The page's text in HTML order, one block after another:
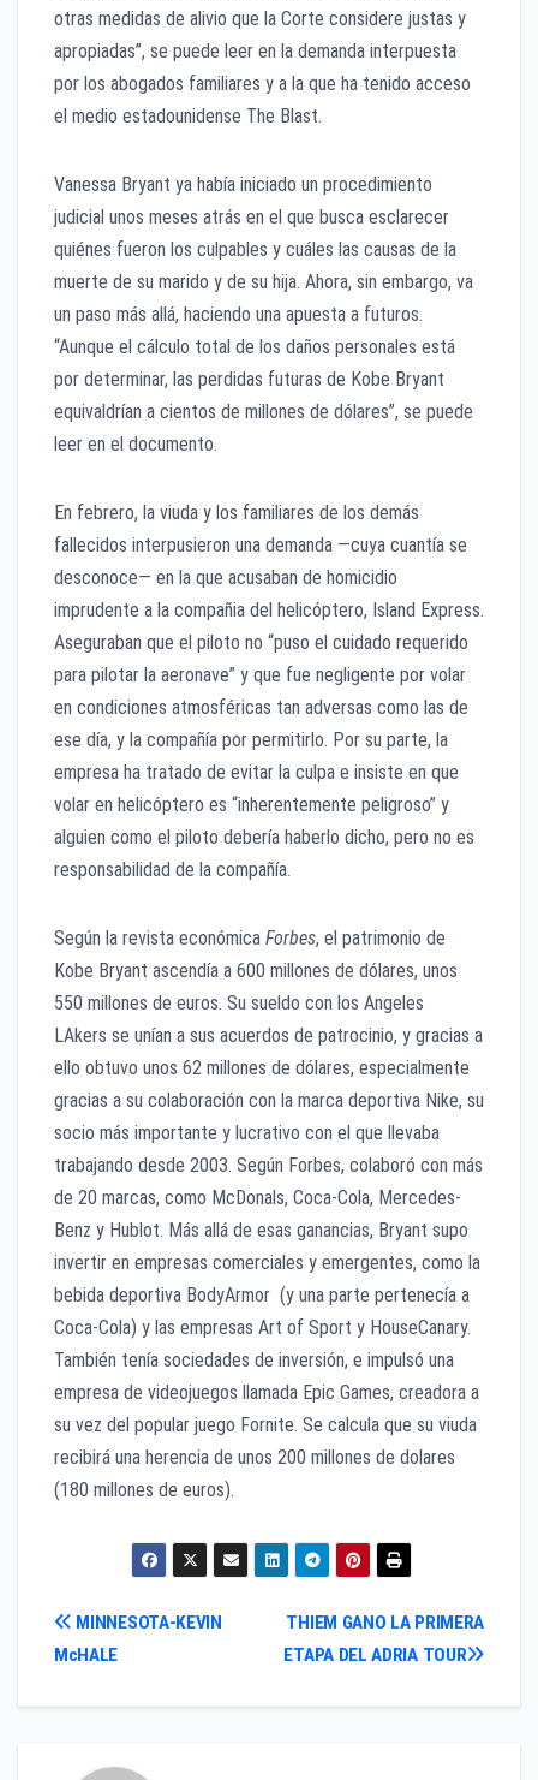
otras medidas de alivio que la Corte considere justas y
apropiadas”, se puede leer en la demanda interpuesta
por los abogados familiares y a la que ha tenido acceso
el medio estadounidense The Blast.
Vanessa Bryant ya había iniciado un procedimiento
judicial unos meses atrás en el que busca esclarecer
quiénes fueron los culpables y cuáles las causas de la
muerte de su marido y de su hija. Ahora, sin embargo, va
un paso más allá, haciendo una apuesta a futuros.
“Aunque el cálculo total de los daños personales está
por determinar, las perdidas futuras de Kobe Bryant
equivaldrían a cientos de millones de dólares”, se puede
leer en el documento.
En febrero, la viuda y los familiares de los demás
fallecidos interpusieron una demanda —cuya cuantía se
desconoce— en la que acusaban de homicidio
imprudente a la compañia del helicóptero, Island Express.
Aseguraban que el piloto no “puso el cuidado requerido
para pilotar la aeronave” y que fue negligente por volar
en condiciones atmosféricas tan adversas como las de
ese día, y la compañía por permitirlo. Por su parte, la
empresa ha tratado de evitar la culpa e insiste en que
volar en helicóptero es “inherentemente peligroso” y
alguien como el piloto debería haberlo dicho, pero no es
responsabilidad de la compañía.
Según la revista económica Forbes, el patrimonio de
Kobe Bryant ascendía a 600 millones de dólares, unos
550 millones de euros. Su sueldo con los Angeles
LAkers se unían a sus acuerdos de patrocinio, y gracias a
ello obtuvo unos 62 millones de dólares, especialmente
gracias a su colaboración con la marca deportiva Nike, su
socio más importante y lucrativo con el que llevaba
trabajando desde 2003. Según Forbes, colaboró con más
de 20 marcas, como McDonals, Coca-Cola, Mercedes-
Benz y Hublot. Más allá de esas ganancias, Bryant supo
invertir en empresas comerciales y emergentes, como la
bebida deportiva BodyArmor (y una parte pertenecía a
Coca-Cola) y las empresas Art of Sport y HouseCanary.
También tenía sociedades de inversión, e impulsó una
empresa de videojuegos llamada Epic Games, creadora a
su vez del popular juego Fornite. Se calcula que su viuda
recibirá una herencia de unos 200 millones de dolares
(180 millones de euros).
Navegación
THIEM GANO LA PRIMERA
ETAPA DEL ADRIA TOUR
MINNESOTA-KEVIN
McHALE